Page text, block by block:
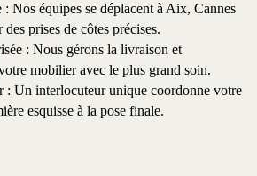
Nos équipes se déplacent à Aix, Cannes
prises de côtes précises.
: Nous gérons la livraison et
mobilier avec le plus grand soin.
: Un interlocuteur unique coordonne votre
esquisse à la pose finale.